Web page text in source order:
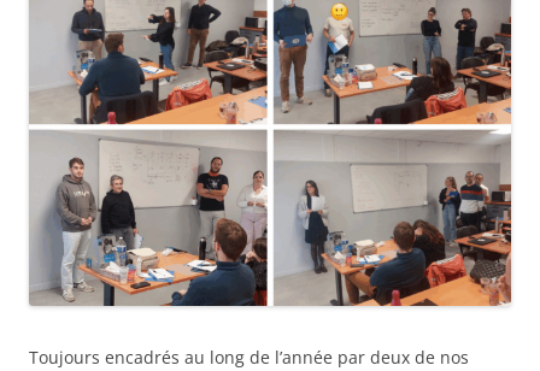
Toujours encadrés au long de l’année par deux de nos